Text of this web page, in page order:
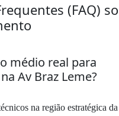
(FAQ)
médio real para
Av Braz Leme?
na região estratégica